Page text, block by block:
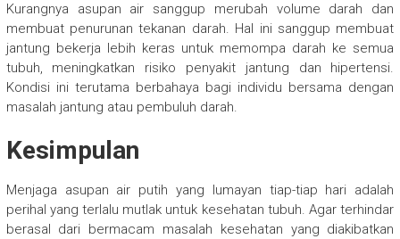
Kurangnya asupan air sanggup merubah volume darah dan
membuat penurunan tekanan darah. Hal ini sanggup membuat
jantung bekerja lebih keras untuk memompa darah ke semua
tubuh, meningkatkan risiko penyakit jantung dan hipertensi.
Kondisi ini terutama berbahaya bagi individu bersama dengan
masalah jantung atau pembuluh darah.
Kesimpulan
Menjaga asupan air putih yang lumayan tiap-tiap hari adalah
perihal yang terlalu mutlak untuk kesehatan tubuh. Agar terhindar
berasal dari bermacam masalah kesehatan yang diakibatkan